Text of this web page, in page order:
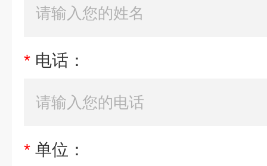
* 电话：
* 单位：